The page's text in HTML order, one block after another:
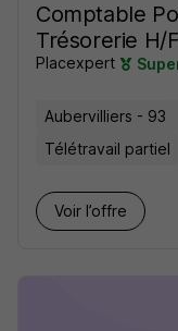
Comptable
Trésorerie H/F
Placexpert
Aubervilliers - 93
Télétravail partiel
Voir l’offre